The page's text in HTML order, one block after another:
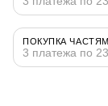
ПОКУПКА
3 платежа по